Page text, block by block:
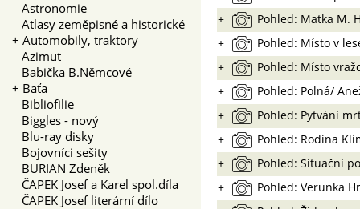
Astronomie
Atlasy zeměpisné a historické
+ Automobily, traktory
Azimut
Babička B.Němcové
+ Baťa
Bibliofilie
Biggles - nový
Blu-ray disky
Bojovníci sešity
BURIAN Zdeněk
ČAPEK Josef a Karel spol.díla
ČAPEK Josef literární dílo
+
Pohled: Matka M.
+
Pohled: Místo v
+
Pohled: Místo
+
Pohled: Polná/
+
Pohled: Pytvání
+
Pohled: Rodina
+
Pohled: Situační
+
Pohled: Verunka